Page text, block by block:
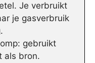
Je verbruikt
je gasverbruik
gebruikt
als bron.